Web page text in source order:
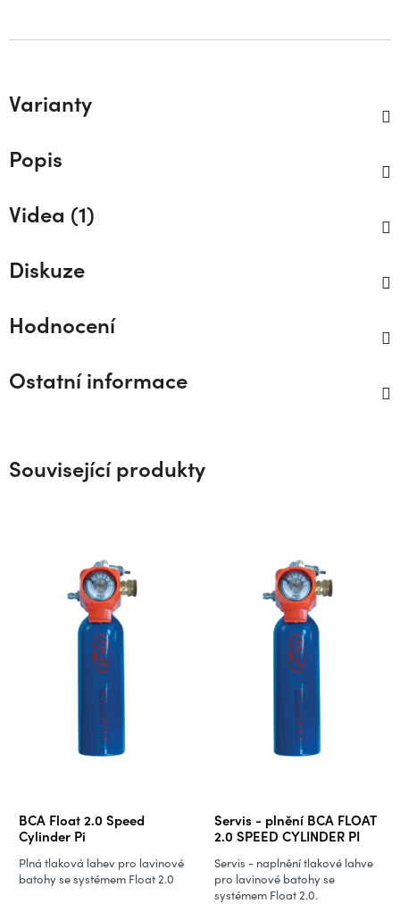
Varianty
Popis
Videa (1)
Diskuze
Hodnocení
Ostatní informace
Související produkty
BCA Float 2.0 Speed
Cylinder Pi
Plná tlaková lahev pro lavinové
batohy se systémem Float 2.0
Servis - plnění BCA FLOAT
2.0 SPEED CYLINDER PI
Servis - naplnění tlakové lahve
pro lavinové batohy se
systémem Float 2.0.